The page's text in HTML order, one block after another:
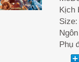
Kịch
Phụ